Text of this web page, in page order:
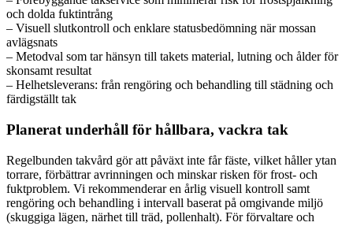
och dolda fuktintrång
– Visuell slutkontroll och enklare statusbedömning när mossan
avlägsnats
– Metodval som tar hänsyn till takets material, lutning och ålder för
skonsamt resultat
– Helhetsleverans: från rengöring och behandling till städning och
färdigställt tak
Planerat underhåll för hållbara, vackra tak
Regelbunden takvård gör att påväxt inte får fäste, vilket håller ytan
torrare, förbättrar avrinningen och minskar risken för frost- och
fuktproblem. Vi rekommenderar en årlig visuell kontroll samt
rengöring och behandling i intervall baserat på omgivande miljö
(skuggiga lägen, närhet till träd, pollenhalt). För förvaltare och